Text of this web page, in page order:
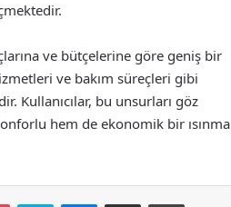
ve bütçelerine göre geniş bir
ve bakım süreçleri gibi
Kullanıcılar, bu unsurları göz
hem de ekonomik bir ısınma
Pocket Skype Messenger
E-Posta ile paylaş Yazdır